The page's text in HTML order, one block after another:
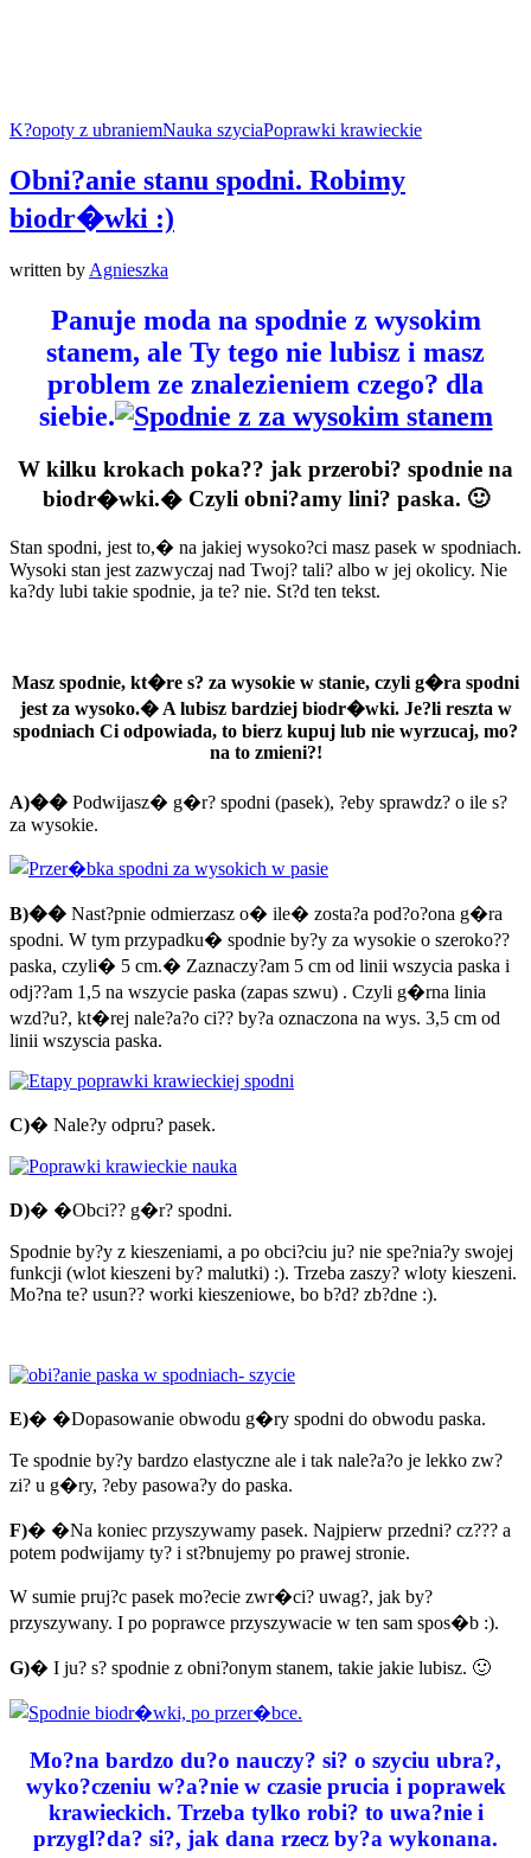
K?opoty z ubraniemNauka szyciaPoprawki krawieckie
Obni?anie stanu spodni. Robimy
biodr�wki :)
written by Agnieszka
Panuje moda na spodnie z wysokim
stanem, ale Ty tego nie lubisz i masz
problem ze znalezieniem czego? dla
siebie.
W kilku krokach poka?? jak przerobi? spodnie na
biodr�wki.� Czyli obni?amy lini? paska. 🙂
Stan spodni, jest to,� na jakiej wysoko?ci masz pasek w spodniach.
Wysoki stan jest zazwyczaj nad Twoj? tali? albo w jej okolicy. Nie
ka?dy lubi takie spodnie, ja te? nie. St?d ten tekst.
Masz spodnie, kt�re s? za wysokie w stanie, czyli g�ra spodni
jest za wysoko.� A lubisz bardziej biodr�wki. Je?li reszta w
spodniach Ci odpowiada, to bierz kupuj lub nie wyrzucaj, mo?
na to zmieni?!
A)�� Podwijasz� g�r? spodni (pasek), ?eby sprawdz? o ile s?
za wysokie.
B)�� Nast?pnie odmierzasz o� ile� zosta?a pod?o?ona g�ra
spodni. W tym przypadku� spodnie by?y za wysokie o szeroko??
paska, czyli� 5 cm.� Zaznaczy?am 5 cm od linii wszycia paska i
odj??am 1,5 na wszycie paska (zapas szwu) . Czyli g�rna linia
wzd?u?, kt�rej nale?a?o ci?? by?a oznaczona na wys. 3,5 cm od
linii wszyscia paska.
C)� Nale?y odpru? pasek.
D)� �Obci?? g�r? spodni.
Spodnie by?y z kieszeniami, a po obci?ciu ju? nie spe?nia?y swojej
funkcji (wlot kieszeni by? malutki) :). Trzeba zaszy? wloty kieszeni.
Mo?na te? usun?? worki kieszeniowe, bo b?d? zb?dne :).
E)� �Dopasowanie obwodu g�ry spodni do obwodu paska.
Te spodnie by?y bardzo elastyczne ale i tak nale?a?o je lekko zw?
zi? u g�ry, ?eby pasowa?y do paska.
F)� �Na koniec przyszywamy pasek. Najpierw przedni? cz??? a
potem podwijamy ty? i st?bnujemy po prawej stronie.
W sumie pruj?c pasek mo?ecie zwr�ci? uwag?, jak by?
przyszywany. I po poprawce przyszywacie w ten sam spos�b :).
G)� I ju? s? spodnie z obni?onym stanem, takie jakie lubisz. 🙂
Mo?na bardzo du?o nauczy? si? o szyciu ubra?,
wyko?czeniu w?a?nie w czasie prucia i poprawek
krawieckich. Trzeba tylko robi? to uwa?nie i
przygl?da? si?, jak dana rzecz by?a wykonana.